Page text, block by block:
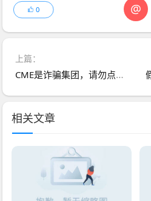
@
0
上篇：
CME是诈骗集团，请勿点击连结
相关文章